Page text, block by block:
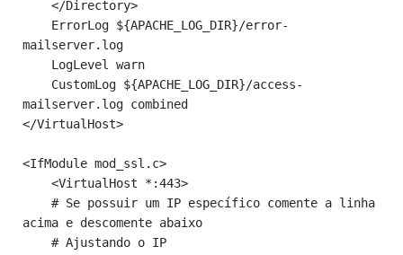
mailserver.log
mailserver.log combined
</VirtualHost>
<IfModule mod_ssl.c>
acima e descomente abaixo